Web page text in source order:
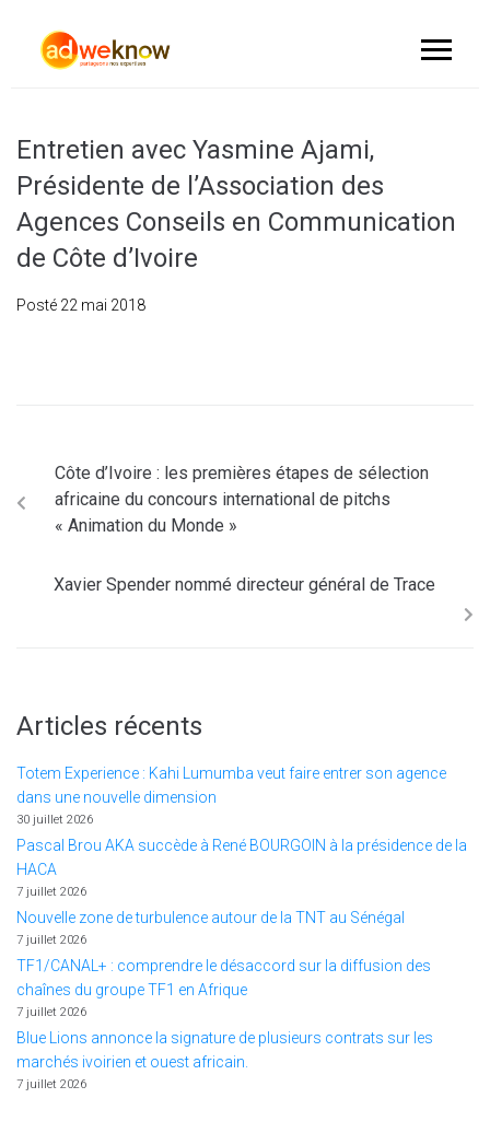
Entretien avec Yasmine Ajami,
Présidente de l’Association des
Agences Conseils en Communication
de Côte d’Ivoire
Posté 22 mai 2018
Côte d’Ivoire : les premières étapes de sélection
africaine du concours international de pitchs
« Animation du Monde »
Xavier Spender nommé directeur général de Trace
Articles récents
Totem Experience : Kahi Lumumba veut faire entrer son agence
dans une nouvelle dimension
30 juillet 2026
Pascal Brou AKA succède à René BOURGOIN à la présidence de la
HACA
7 juillet 2026
Nouvelle zone de turbulence autour de la TNT au Sénégal
7 juillet 2026
TF1/CANAL+ : comprendre le désaccord sur la diffusion des
chaînes du groupe TF1 en Afrique
7 juillet 2026
Blue Lions annonce la signature de plusieurs contrats sur les
marchés ivoirien et ouest africain.
7 juillet 2026